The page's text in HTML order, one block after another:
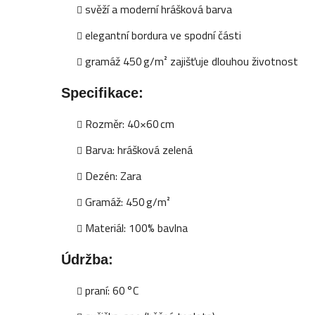
svěží a moderní hrášková barva
elegantní bordura ve spodní části
gramáž 450 g/m² zajišťuje dlouhou životnost
Specifikace:
Rozměr: 40×60 cm
Barva: hrášková zelená
Dezén: Zara
Gramáž: 450 g/m²
Materiál: 100% bavlna
Údržba:
praní: 60 °C